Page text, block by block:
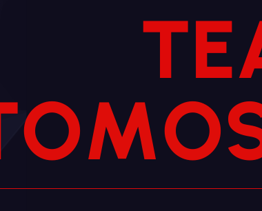
TE
OMO